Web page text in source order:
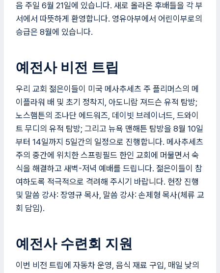
음 주일 6월 21일에 있습니다. 새로 올라온 후배들을 각 부
서에서 따뜻하게 환영합니다. 영유아부에서 어린이부로의
승급은 8월에 있습니다.
예전사 비전 트립
우리 교회 젊은이들이 미국 메사추세츠 주 플리머스의 메
이플라워 배 및 초기 정착지, 아도니람 져드슨 유적 탐방;
노스햄튼의 조나단 에드워즈, 데이빗 브레이너드, 드와이
트 무디의 유적 탐방; 그리고 뉴욕 맨해튼 탐방을 8월 10일
부터 14일까지 5일간의 일정으로 진행합니다. 메사추세츠
주의 중간에 위치한 스프링필드 한인 교회에 머물면서 숙
식을 해결하고 새벽-저녁 예배를 드립니다. 젊은이들이 참
여하도록 적극적으로 격려해 주시기 바랍니다. 현장 진행
및 말씀 강사: 장영규 목사, 말씀 강사: 손제형 목사(체류 교
회 담임).
예전사 수련회 지원
이번 비전 트립에 자동차 운영, 음식 재료 구입, 매일 낮의